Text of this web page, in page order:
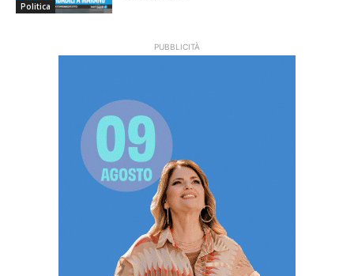
Politica
PUBBLICITÀ